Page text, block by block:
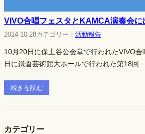
VIVO合唱フェスタとKAMCA演奏会に
2024-10-28カテゴリー : 活動報告
10月20日に保土谷公会堂で行われたVIVO
日に鎌倉芸術館大ホールで行われた第18回…
続きを読む
カテゴリー